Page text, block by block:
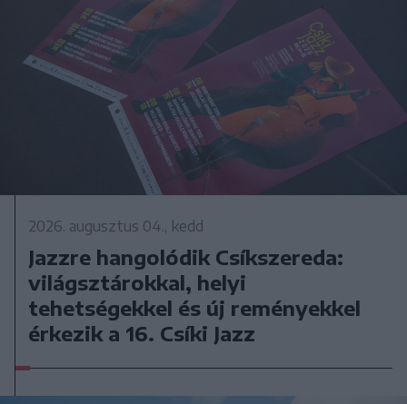
2026. augusztus 04., kedd
Jazzre hangolódik Csíkszereda:
világsztárokkal, helyi
tehetségekkel és új reményekkel
érkezik a 16. Csíki Jazz